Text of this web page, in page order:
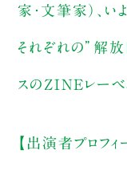
家・文筆家）、い
それぞれの”解放
スのZINEレー
【出演者プロフィ